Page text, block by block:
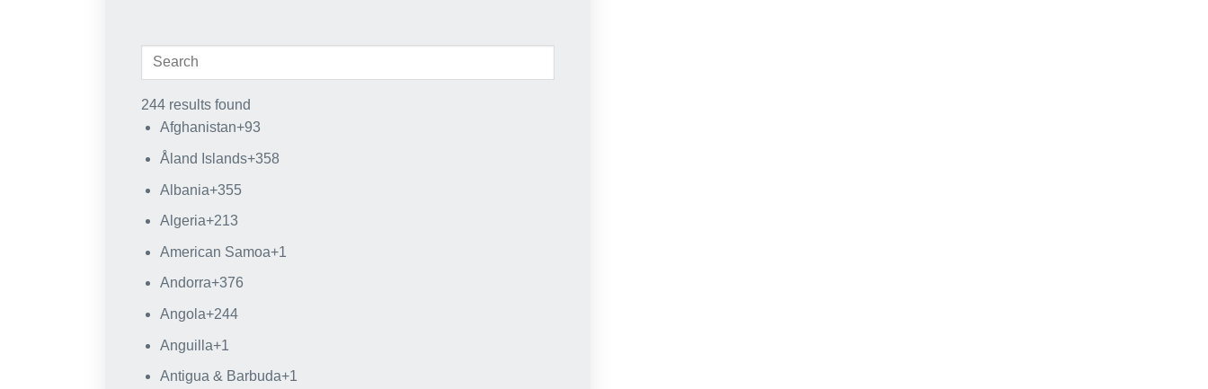
244 results found
Afghanistan+93
Åland Islands+358
Albania+355
Algeria+213
American Samoa+1
Andorra+376
Angola+244
Anguilla+1
Antigua & Barbuda+1